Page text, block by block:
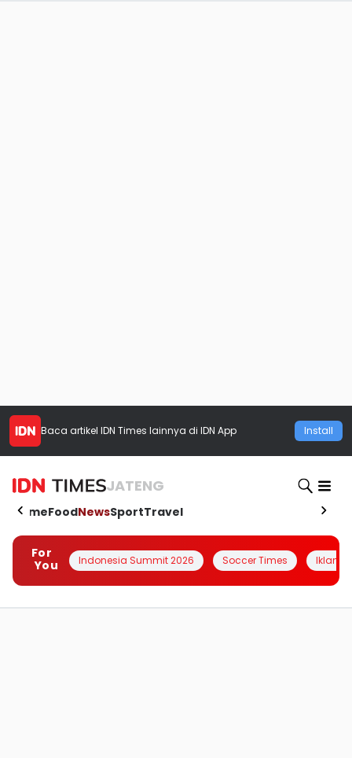
Baca artikel IDN Times lainnya di IDN App Install
JATENG
HomeFoodNewsSportTravel
For
You
Indonesia Summit 2026 Soccer Times Iklanin